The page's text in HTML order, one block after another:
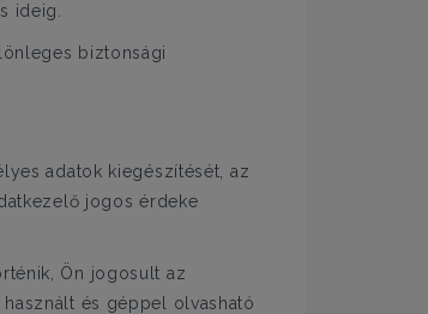
ideig.
biztonsági
adatok kiegészítését, az
jogos érdeke
Ön jogosult az
és géppel olvasható